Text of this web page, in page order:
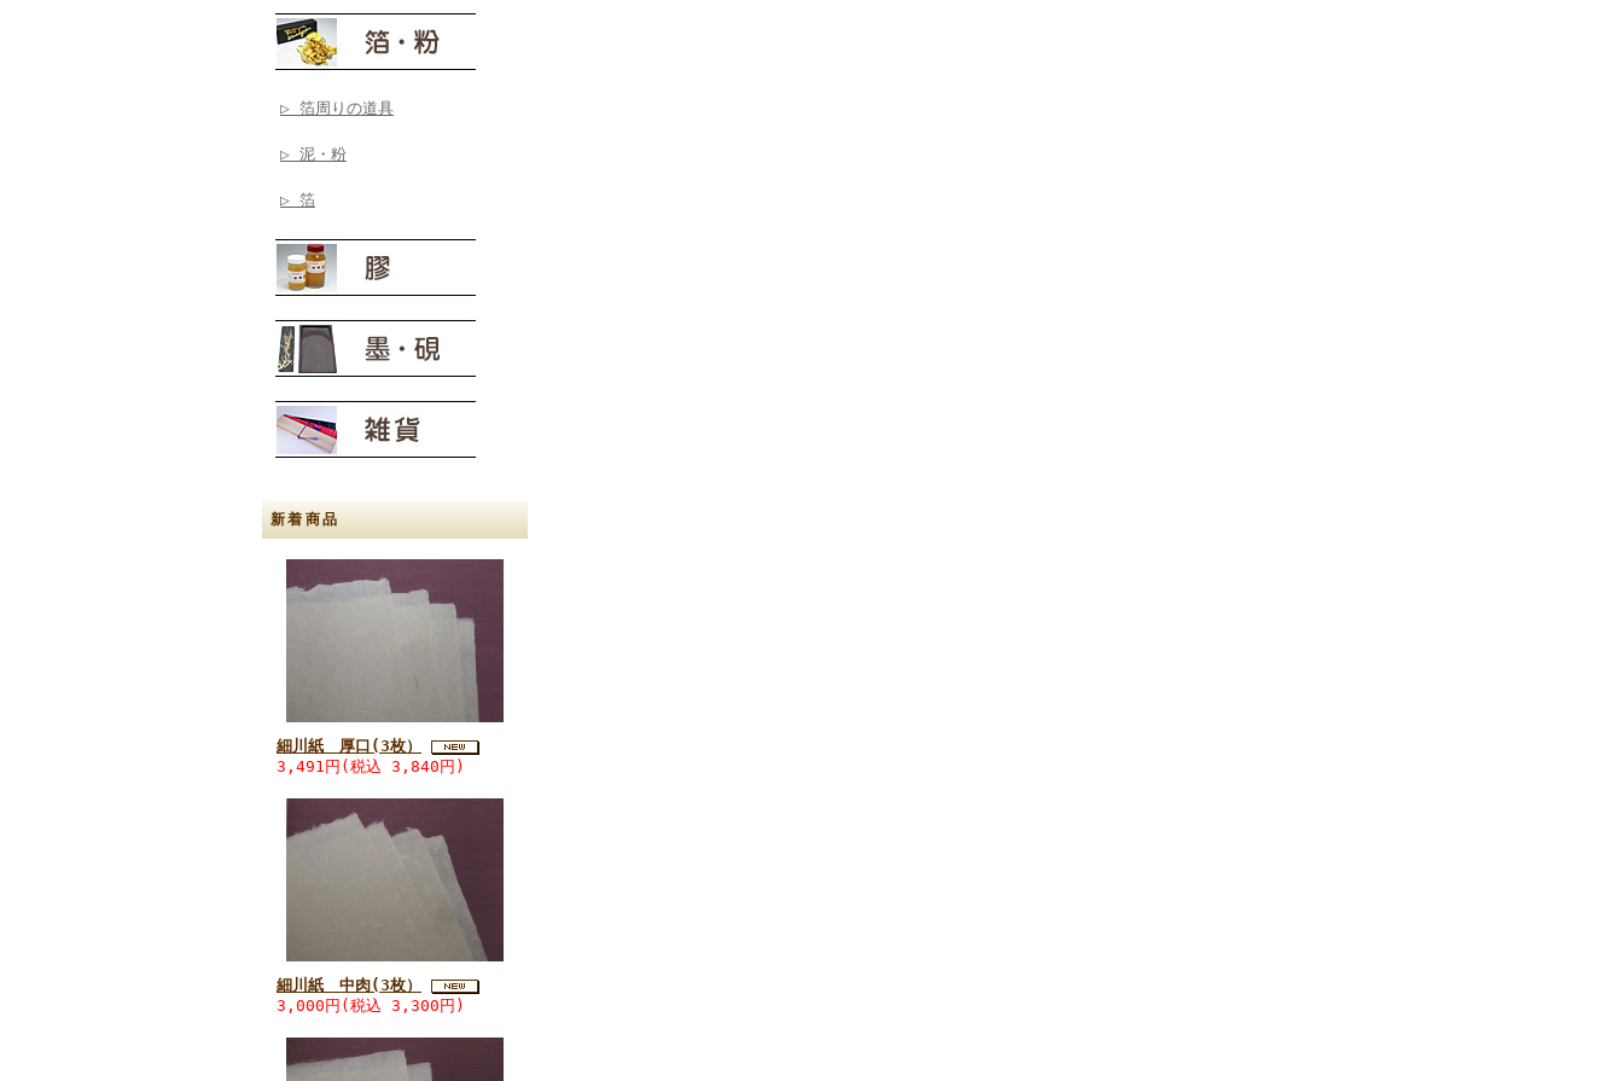
▷ 箔周りの道具
▷ 泥・粉
▷ 箔
新着商品
細川紙 厚口(3枚）
3,491円(税込 3,840円)
細川紙 中肉(3枚）
3,000円(税込 3,300円)